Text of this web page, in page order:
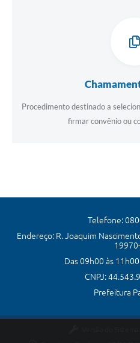
Procedimento destinado a
firmar convênio ou
Telefone:
Endereço: R. Joaquim
Das 09h00 às
CNPJ:
Prefeitura